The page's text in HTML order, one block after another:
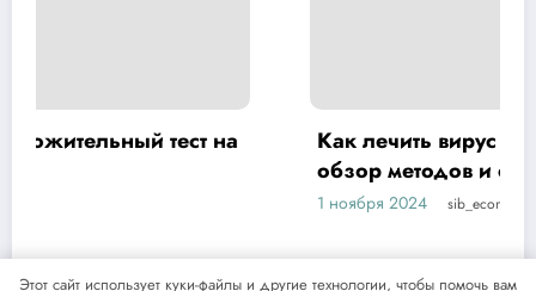
Как лечить вирус папилломы у мужчин:
Этот сайт использует куки-файлы и другие технологии, чтобы помочь вам